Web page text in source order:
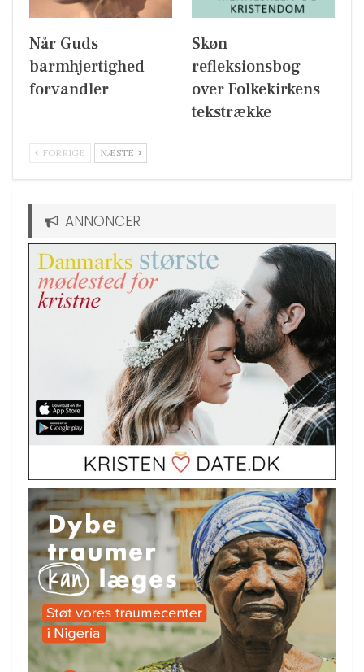
Når Guds
barmhjertighed
forvandler
Skøn
refleksionsbog
over Folkekirkens
tekstrække
FORRIGE NÆSTE
ANNONCER